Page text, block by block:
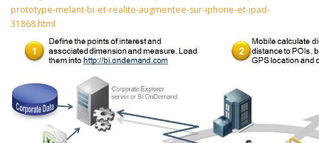
prototype-melant-bi-et-realite-augmentee-sur-iphone-et-ipad-
31868.html